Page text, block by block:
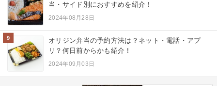
当・サイド別におすすめを紹介！
2024年08月28日
9
オリジン弁当の予約方法は？ネット・電話・アプ
リ？何日前からかも紹介！
2024年09月03日